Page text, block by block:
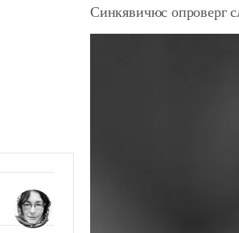
Синкявичюс опроверг